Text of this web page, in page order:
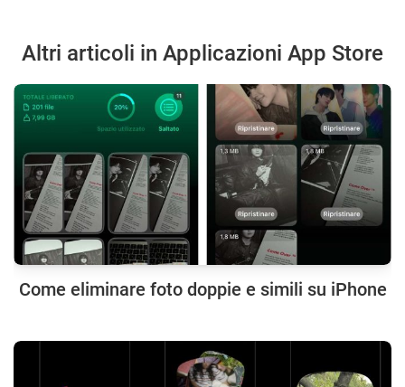
Altri articoli in Applicazioni App Store
Come eliminare foto doppie e simili su iPhone